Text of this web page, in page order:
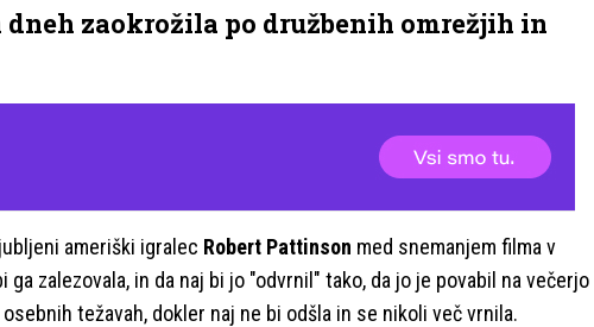
zaokrožila po družbenih omrežjih in
ameriški igralec Robert Pattinson med snemanjem filma v
zalezovala, in da naj bi jo "odvrnil" tako, da jo je povabil na večerjo
težavah, dokler naj ne bi odšla in se nikoli več vrnila.